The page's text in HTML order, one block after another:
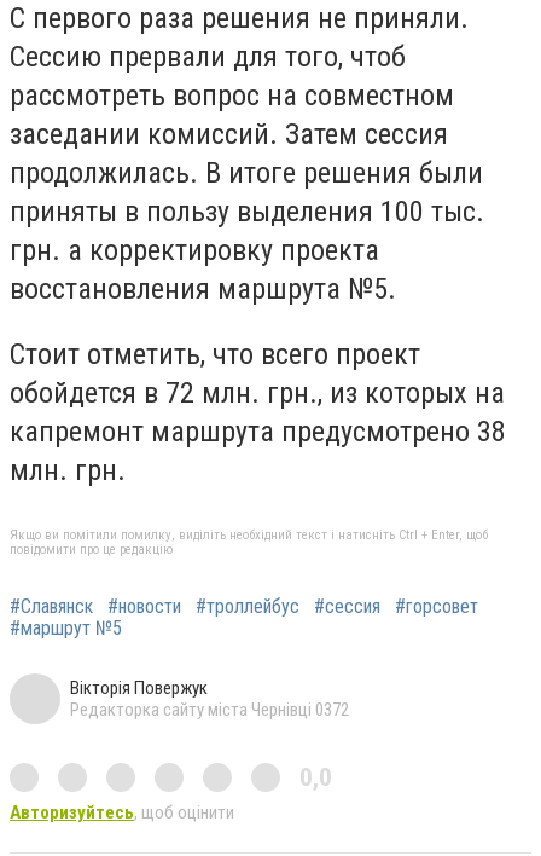
С первого раза решения не приняли.
Сессию прервали для того, чтоб
рассмотреть вопрос на совместном
заседании комиссий. Затем сессия
продолжилась. В итоге решения были
приняты в пользу выделения 100 тыс.
грн. а корректировку проекта
восстановления маршрута №5.
Стоит отметить, что всего проект
обойдется в 72 млн. грн., из которых на
капремонт маршрута предусмотрено 38
млн. грн.
Якщо ви помітили помилку, виділіть необхідний текст і натисніть Ctrl + Enter, щоб
повідомити про це редакцію
#Славянск #новости #троллейбус #сессия
#горсовет
#маршрут №5
Вікторія Повержук
Редакторка сайту міста Чернівці 0372
0,0
Авторизуйтесь, щоб оцінити